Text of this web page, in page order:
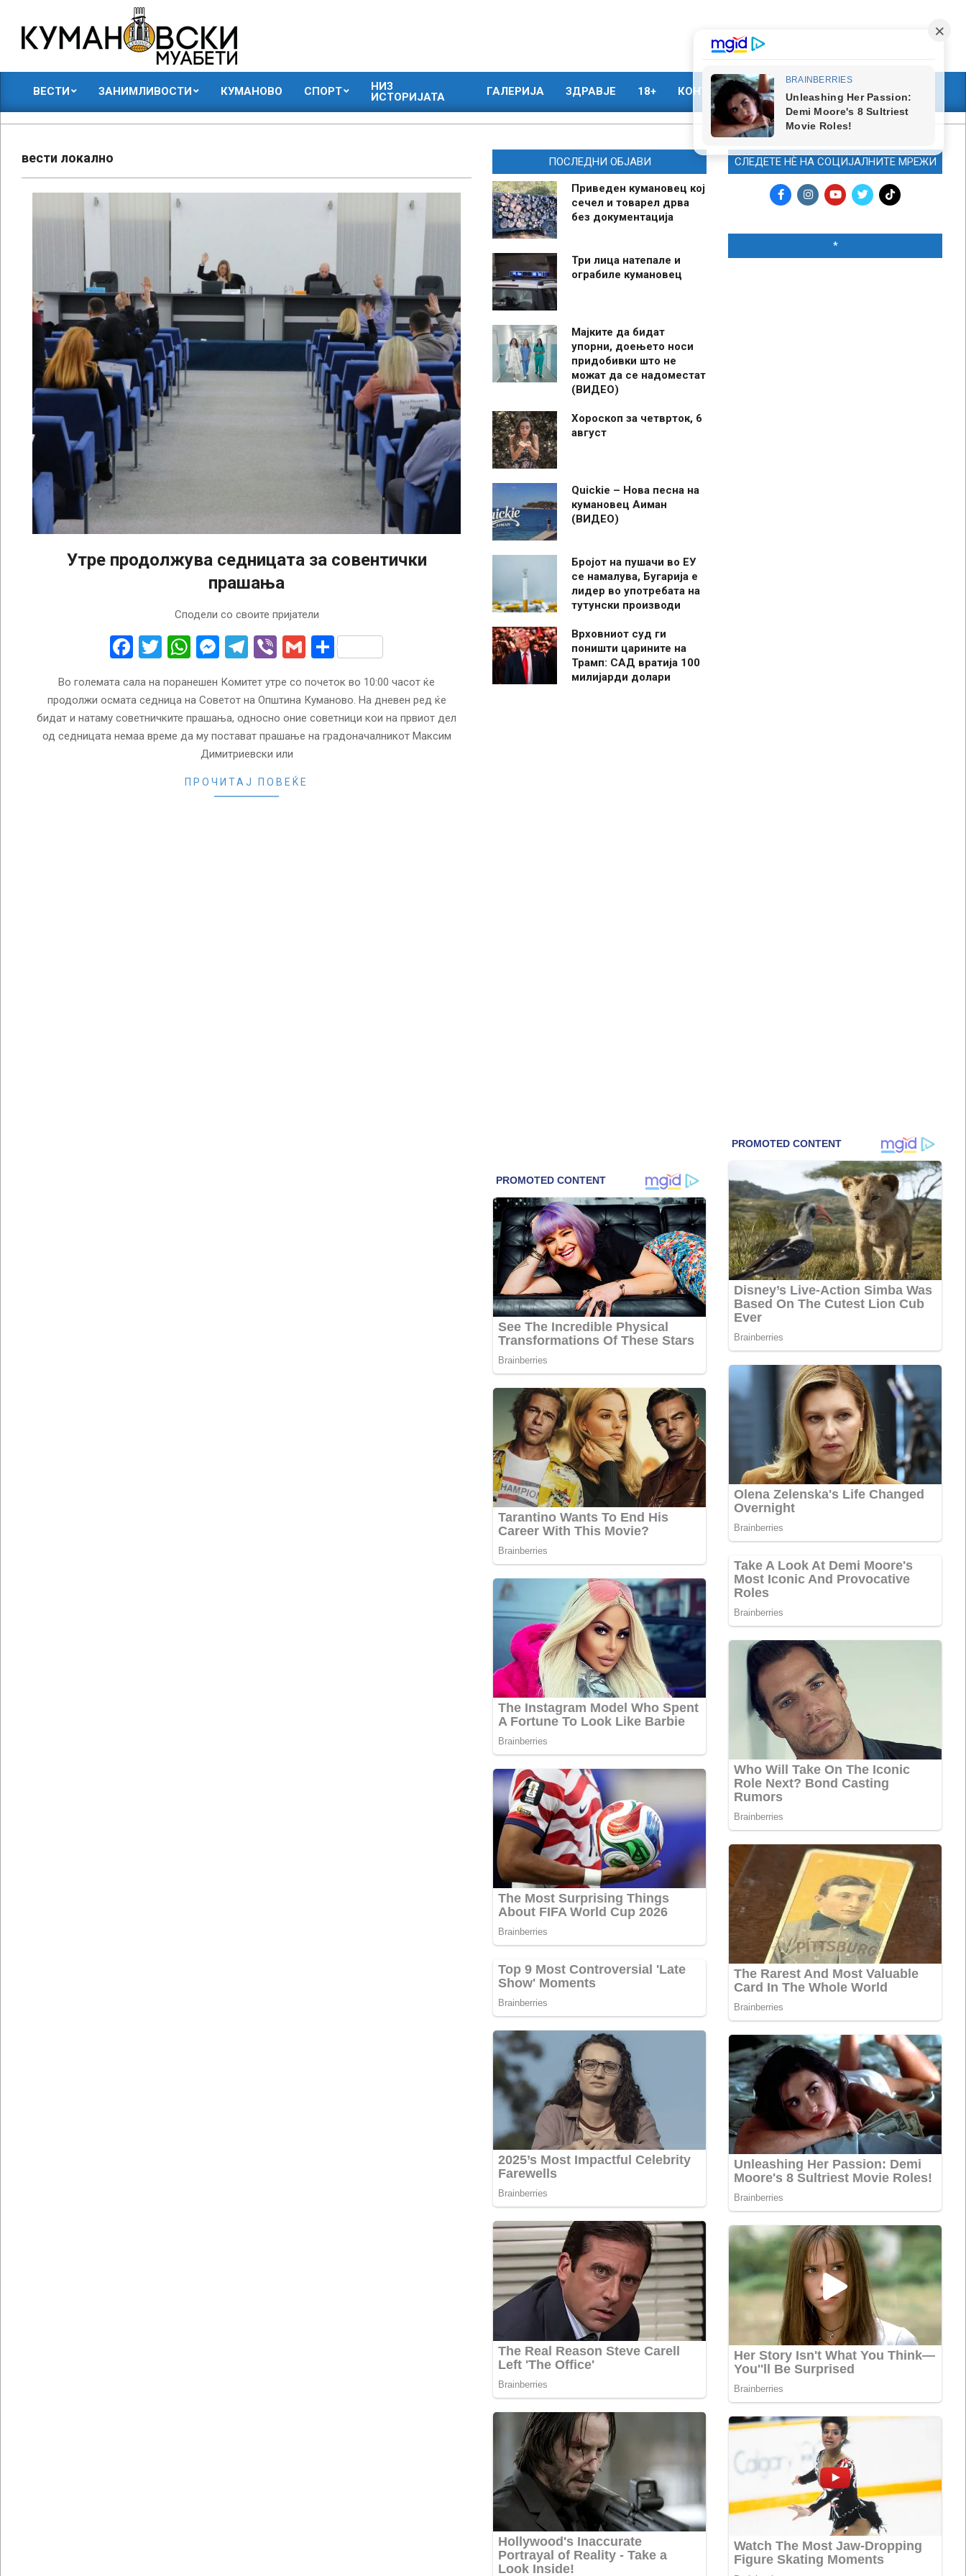
content
КУМАНОВСКИ
МУАБЕТИ
ВЕСТИ ЗАНИМЛИВОСТИ КУМАНОВО СПОРТ
НИЗ
ИСТОРИЈАТА
ГАЛЕРИЈА ЗДРАВЈЕ 18+ КОНТАКТ МАРКЕТИНГ
вести локално
Утре продолжува седницата за совентички
прашања
Сподели со своите пријатели
Facebook
Twitter
WhatsApp
Messenger
Telegram
ViberGmailShare
Во големата сала на поранешен Комитет утре со почеток во 10:00 часот ќе
продолжи осмата седница на Советот на Општина Куманово. На дневен ред ќе
бидат и натаму советничките прашања, односно оние советници кои на првиот дел
од седницата немаа време да му постават прашање на градоначалникот Максим
Димитриевски или
ПРОЧИТАЈ ПОВЕЌЕ
ПОСЛЕДНИ ОБЈАВИ
Приведен кумановец кој
сечел и товарел дрва
без документација
Три лица натепале и
ограбиле кумановец
Мајките да бидат
упорни, доењето носи
придобивки што не
можат да се надоместат
(ВИДЕО)
Хороскоп за четврток, 6
август
Quickie – Нова песна на
кумановец Аиман
(ВИДЕО)
Бројот на пушачи во ЕУ
се намалува, Бугарија е
лидер во употребата на
тутунски производи
Врховниот суд ги
поништи царините на
Трамп: САД вратија 100
милијарди долари
СЛЕДЕТЕ НЀ НА СОЦИЈАЛНИТЕ МРЕЖИ
*